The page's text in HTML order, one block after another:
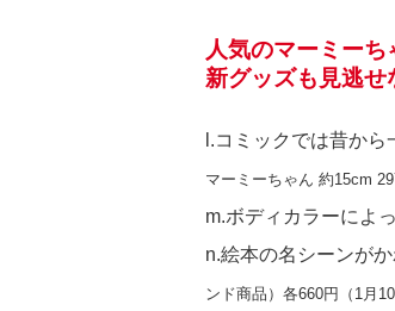
人気のマーミーち
新グッズも見逃せ
l.コミックでは昔か
マーミーちゃん 約15cm
m.ボディカラーによ
n.絵本の名シーンが
ンド商品）各660円（1月